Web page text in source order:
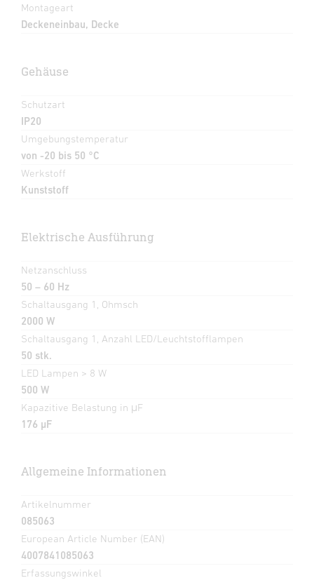
Montageart
Deckeneinbau, Decke
Gehäuse
Schutzart
IP20
Umgebungstemperatur
von -20 bis 50 °C
Werkstoff
Kunststoff
Elektrische Ausführung
Netzanschluss
50 – 60 Hz
Schaltausgang 1, Ohmsch
2000 W
Schaltausgang 1, Anzahl LED/Leuchtstofflampen
50 stk.
LED Lampen > 8 W
500 W
Kapazitive Belastung in μF
176 µF
Allgemeine Informationen
Artikelnummer
085063
European Article Number (EAN)
4007841085063
Erfassungswinkel